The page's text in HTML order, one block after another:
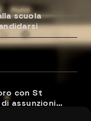
scuola
con St
assunzioni